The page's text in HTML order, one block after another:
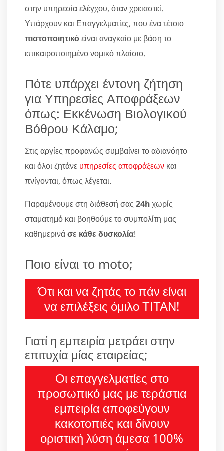
στην υπηρεσία ελέγχου, όταν χρειαστεί.
Υπάρχουν και Επαγγελματίες, που ένα τέτοιο
πιστοποιητικόείναι αναγκαίο με βάση το
επικαιροποιημένο νομικό πλαίσιο.
Πότε υπάρχει έντονη ζήτηση
για Υπηρεσίες Αποφράξεων
όπως: Εκκένωση Βιολογικού
Βόθρου Κάλαμο;
Στις αργίες προφανώς συμβαίνει το αδιανόητο
και όλοι ζητάνε υπηρεσίες αποφράξεων και
πνίγονται, όπως λέγεται.
Παραμένουμε στη διάθεσή σας 24hχωρίς
σταματημό και βοηθούμε το συμπολίτη μας
καθημερινάσε κάθε δυσκολία!
Ποιο είναι το moto;
Ότι και να ζητάς το πάν είναι
να επιλέξεις όμιλο ΤΙΤΑΝ!
Γιατί η εμπειρία μετράει στην
επιτυχία μίας εταιρείας;
Οι επαγγελματίες στο
προσωπικό μας με τεράστια
εμπειρία αποφεύγουν
κακοτοπιές και δίνουν
οριστική λύση άμεσα 100%